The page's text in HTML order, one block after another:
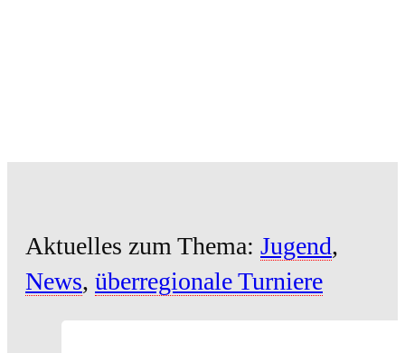
Aktuelles zum Thema: Jugend,
News, überregionale Turniere